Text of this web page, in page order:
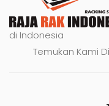
di Indonesia
Temukan Kami